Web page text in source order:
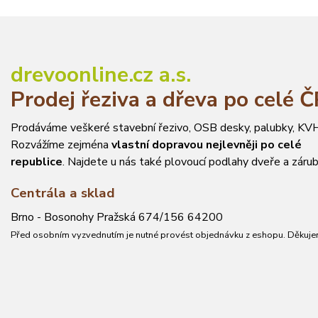
drevoonline.cz a.s.
Prodej řeziva a dřeva po celé
Prodáváme veškeré stavební řezivo, OSB desky, palubky,
Rozvážíme zejména vlastní dopravou nejlevněji po celé
republice. Najdete u nás také plovoucí podlahy dveře a
Centrála a sklad
Brno - Bosonohy Pražská 674/156 64200
Před osobním vyzvednutím je nutné provést objednávku z eshopu.